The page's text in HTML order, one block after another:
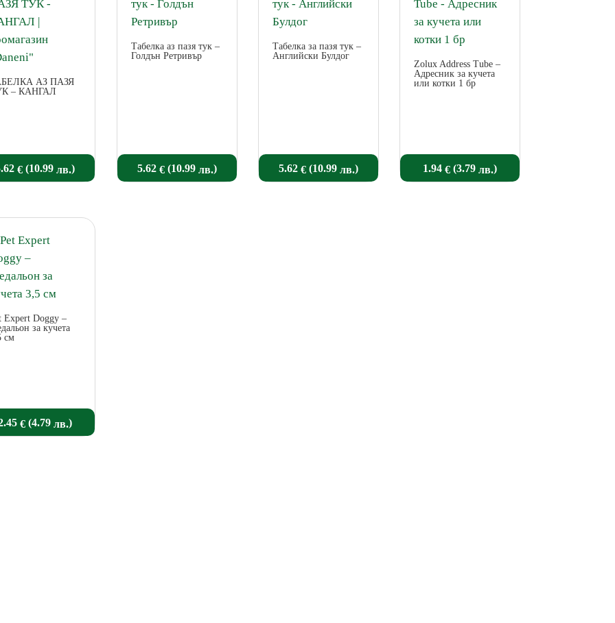
АЗ ПАЗЯ
– КАНГАЛ
€ (10.99 лв.)
Табелка аз пазя тук –
Голдън Ретривър
5.62 € (10.99 лв.)
Табелка за пазя тук –
Английски Булдог
5.62 € (10.99 лв.)
Zolux Address Tube –
Адресник за кучета
или котки 1 бр
1.94€ (3.79 лв.)
Expert Doggy –
за кучета
см
€ (4.79 лв.)